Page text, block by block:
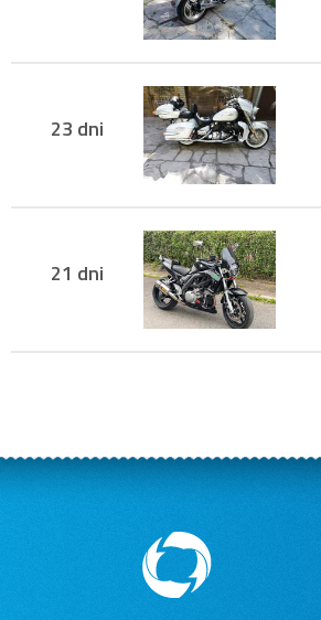
23 dni
21 dni